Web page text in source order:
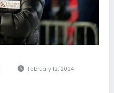
February 12, 2024